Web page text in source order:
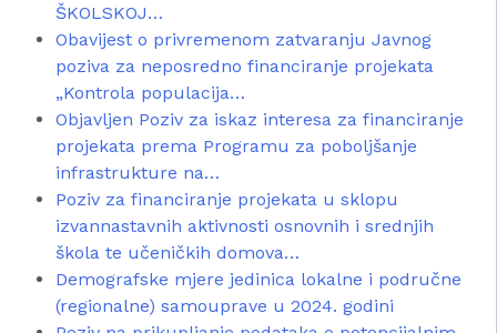
ŠKOLSKOJ…
Obavijest o privremenom zatvaranju Javnog
poziva za neposredno financiranje projekata
„Kontrola populacija…
Objavljen Poziv za iskaz interesa za financiranje
projekata prema Programu za poboljšanje
infrastrukture na…
Poziv za financiranje projekata u sklopu
izvannastavnih aktivnosti osnovnih i srednjih
škola te učeničkih domova…
Demografske mjere jedinica lokalne i područne
(regionalne) samouprave u 2024. godini